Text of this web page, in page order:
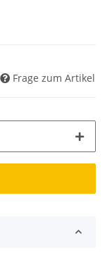
Frage zum Artikel